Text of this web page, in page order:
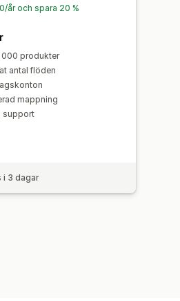
år och spara 20 %
000 produkter
antal flöden
mappning
support
i 3 dagar